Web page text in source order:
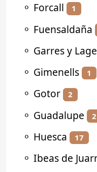
⚬ Forcall 1
⚬ Fuensaldaña
⚬ Garres y
⚬ Gimenells 1
⚬ Gotor 2
⚬ Guadalupe 2
⚬ Huesca 17
⚬ Ibeas de